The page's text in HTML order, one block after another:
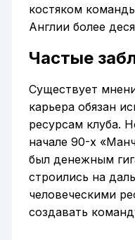
костяком
Англии более
Частые
Существует
карьера обязан
ресурсам клуба.
начале 90-х
был денежным
строились на
человеческими
создавать